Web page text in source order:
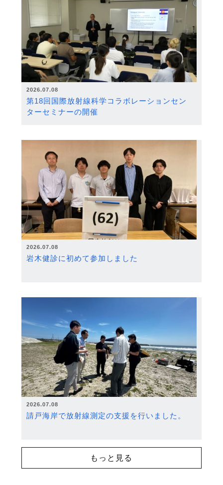
2026.07.08
第18回国際放射線科学コラボレーションセン
ターセミナーの開催
2026.07.08
岩木健診に初めて参加しました
2026.07.08
請戸海岸で放射線測定の支援を行いました。
もっと見る